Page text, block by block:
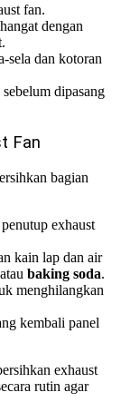
fan.
dengan
sela dan kotoran
dipasang
Fan
bagian
exhaust
kain lap dan air
atau baking soda.
menghilangkan
kembali panel
exhaust
rutin agar